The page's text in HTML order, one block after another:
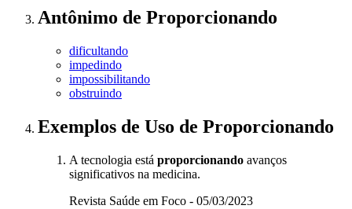
Antônimo de Proporcionando
dificultando
impedindo
impossibilitando
obstruindo
Exemplos de Uso de Proporcionando
A tecnologia está proporcionando avanços
significativos na medicina.
Revista Saúde em Foco - 05/03/2023